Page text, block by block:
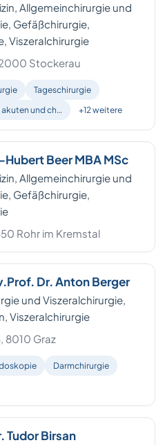
Allgemeinchirurgie und
Gefäßchirurgie,
Viszeralchirurgie
Stockerau
Tageschirurgie
und ch…
+12 weitere
Beer MBA MSc
Allgemeinchirurgie und
Gefäßchirurgie,
Rohr im Kremstal
Dr. Anton Berger
und Viszeralchirurgie,
Viszeralchirurgie
8010 Graz
Darmchirurgie
Tudor Birsan